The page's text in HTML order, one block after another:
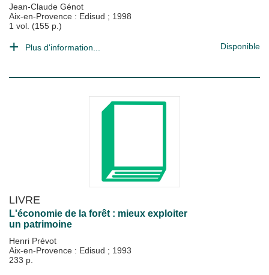
Jean-Claude Génot
Aix-en-Provence : Edisud ; 1998
1 vol. (155 p.)
Plus d'information... Disponible
LIVRE
L'économie de la forêt : mieux exploiter
un patrimoine
Henri Prévot
Aix-en-Provence : Edisud ; 1993
233 p.